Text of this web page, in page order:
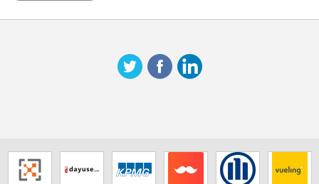
* Mutuelle/prévoyance
en leur proposant différents services : une solution gratuite pour faire du
sport grâce à l'application Gymlib
toutes formes de discriminations